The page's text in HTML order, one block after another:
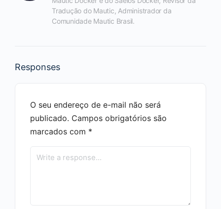
Tradução do Mautic, Administrador da
Comunidade Mautic Brasil.
Responses
O seu endereço de e-mail não será
publicado. Campos obrigatórios são
marcados com *